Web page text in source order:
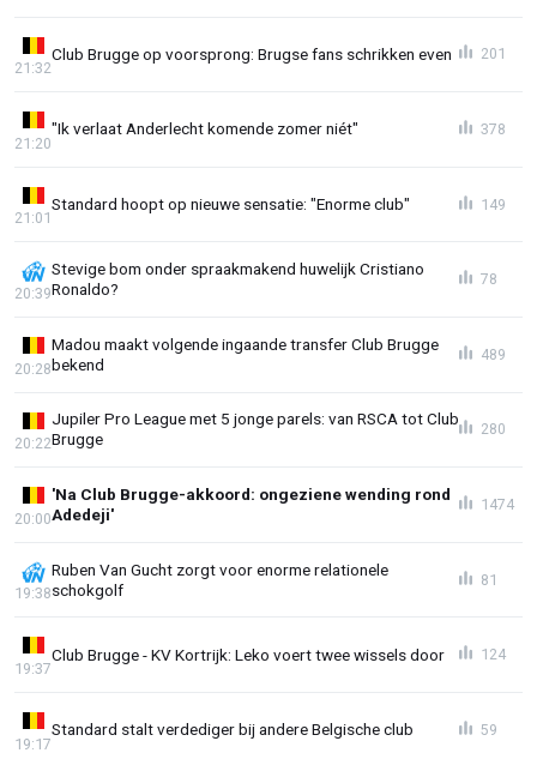
Club Brugge op voorsprong: Brugse fans schrikken even
21:32
201
"Ik verlaat Anderlecht komende zomer niét"
21:20
378
Standard hoopt op nieuwe sensatie: "Enorme club"
21:01
149
Stevige bom onder spraakmakend huwelijk Cristiano
Ronaldo?
20:39
78
Madou maakt volgende ingaande transfer Club Brugge
bekend
20:28
489
Jupiler Pro League met 5 jonge parels: van RSCA tot Club
Brugge
20:22
280
'Na Club Brugge-akkoord: ongeziene wending rond
Adedeji'
20:00
1474
Ruben Van Gucht zorgt voor enorme relationele
schokgolf
19:38
81
Club Brugge - KV Kortrijk: Leko voert twee wissels door
19:37
124
Standard stalt verdediger bij andere Belgische club
19:17
59